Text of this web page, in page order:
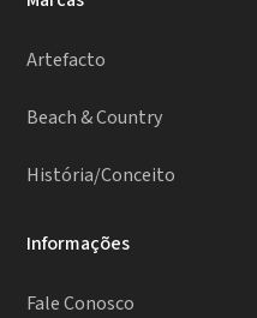
Artefacto
Beach & Country
História/Conceito
Informações
Fale Conosco